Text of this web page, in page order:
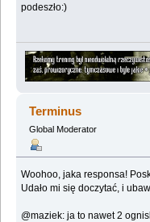
podeszło:)
Terminus
Global Moderator
Woohoo, jaka responsa!
Udało mi się doczytać, i
@maziek: ja to nawet 2